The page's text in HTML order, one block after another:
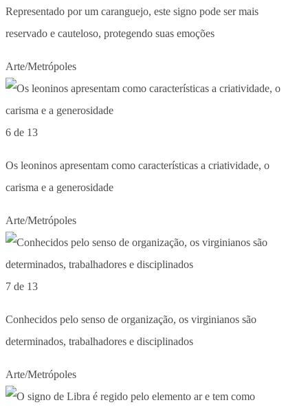
Representado por um caranguejo, este signo pode ser mais
reservado e cauteloso, protegendo suas emoções
Arte/Metrópoles
6 de 13
Os leoninos apresentam como características a criatividade, o
carisma e a generosidade
Arte/Metrópoles
7 de 13
Conhecidos pelo senso de organização, os virginianos são
determinados, trabalhadores e disciplinados
Arte/Metrópoles